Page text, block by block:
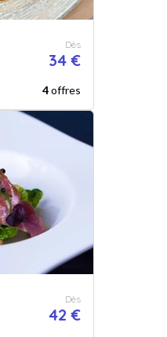
Dès
34 €
4offres
Dès
42 €